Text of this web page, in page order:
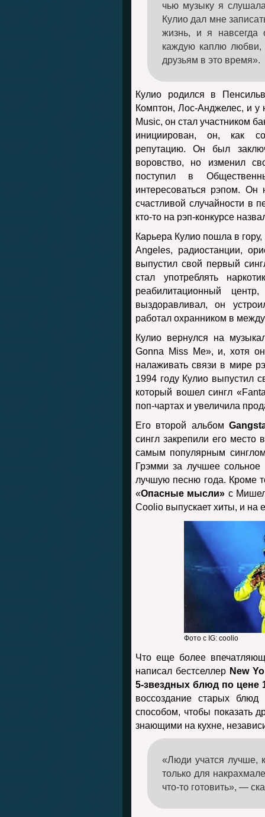
чью музыку я
Кулио дал мне
жизнь, и я
каждую каплю любви,
друзьям в это время».
Кулио родился в
Комптон, Лос-Анджелес, и у
Music, он стал участником
инициирован, он, как
репутацию. Он был
воровство, но изменил
поступил в
интересоваться рэпом.
счастливой случайности в
кто-то на рэп-конкурсе
Карьера Кулио пошла в
Angeles, радиостанции,
выпустил свой первый
стал употреблять
реабилитационный
выздоравливал, он
работал охранником в
Кулио вернулся на
Gonna Miss Me», и, хотя
налаживать связи в мире
1994 году Кулио выпустил
который вошел сингл
поп-чартах и ​​увеличила
Его второй альбом
сингл закрепили его место
самым популярным
Грэмми за лучшее
лучшую песню года. Кроме
«Опасные мысли» с
Coolio выпускает хиты, и на
Фото с IG: coolio
Что еще более
написал бестселлер New
5-звездных блюд по цене
воссоздание старых
способом, чтобы показать
знающими на кухне,
«Люди учатся лучше,
только для
что-то готовить», —